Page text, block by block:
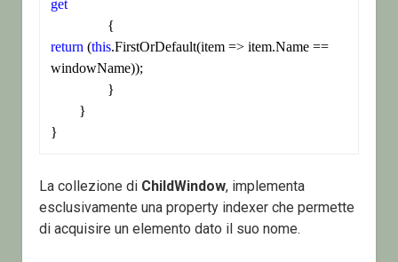
get
return (this.FirstOrDefault(item => item.Name ==
windowName));
}
La collezione di ChildWindow, implementa
esclusivamente una property indexer che permette
di acquisire un elemento dato il suo nome.